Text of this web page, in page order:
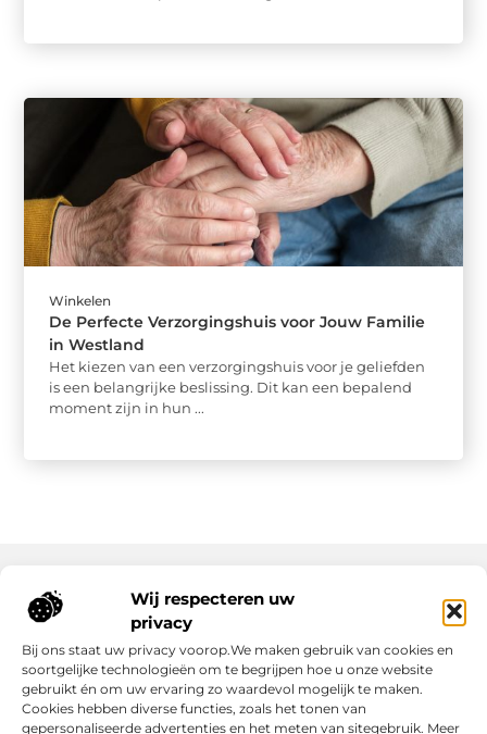
Wij respecteren uw
privacy
Bij ons staat uw privacy voorop.We maken gebruik van cookies en
soortgelijke technologieën om te begrijpen hoe u onze website
gebruikt én om uw ervaring zo waardevol mogelijk te maken.
Cookies hebben diverse functies, zoals het tonen van
gepersonaliseerde advertenties en het meten van sitegebruik. Meer
Winkelen
De Perfecte Verzorgingshuis voor Jouw Familie
in Westland
Het kiezen van een verzorgingshuis voor je geliefden
is een belangrijke beslissing. Dit kan een bepalend
moment zijn in hun ...
Onze informatie